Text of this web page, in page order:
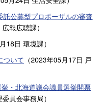
公募型プロポーザルの審査
広報広聴課）
18日 環境課）
ついて （2023年05月17日 戸
・北海道議会議員選挙開票
委員会事務局）